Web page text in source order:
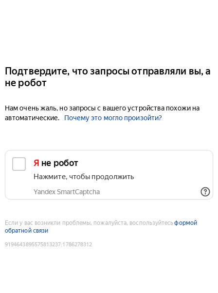
Подтвердите, что запросы отправляли вы, а
не робот
Нам очень жаль, но запросы с вашего устройства похожи на
автоматические.
Почему это могло произойти?
Я не робот
Нажмите, чтобы продолжить
Yandex SmartCaptcha
Если у вас возникли проблемы, пожалуйста, воспользуйтесьформой
обратной связи
9194643895575813237:1786278312